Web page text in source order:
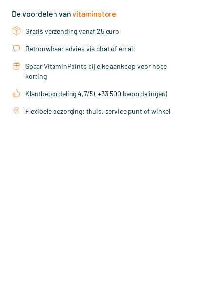
De voordelen van vitaminstore
Gratis verzending vanaf 25 euro
Betrouwbaar advies via chat of email
Spaar VitaminPoints bij elke aankoop voor hoge
korting
Klantbeoordeling 4,7/5 ( +33.500 beoordelingen)
Flexibele bezorging: thuis, service punt of winkel